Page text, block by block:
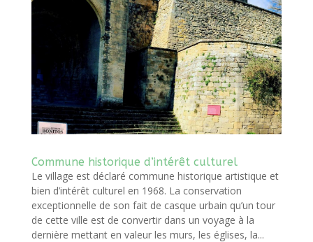
Commune historique d’intérêt culturel
Le village est déclaré commune historique artistique et
bien d’intérêt culturel en 1968. La conservation
exceptionnelle de son fait de casque urbain qu’un tour
de cette ville est de convertir dans un voyage à la
dernière mettant en valeur les murs, les églises, la...